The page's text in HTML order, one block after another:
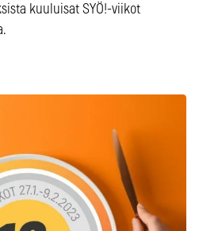
kuuluisat SYÖ!-viikot